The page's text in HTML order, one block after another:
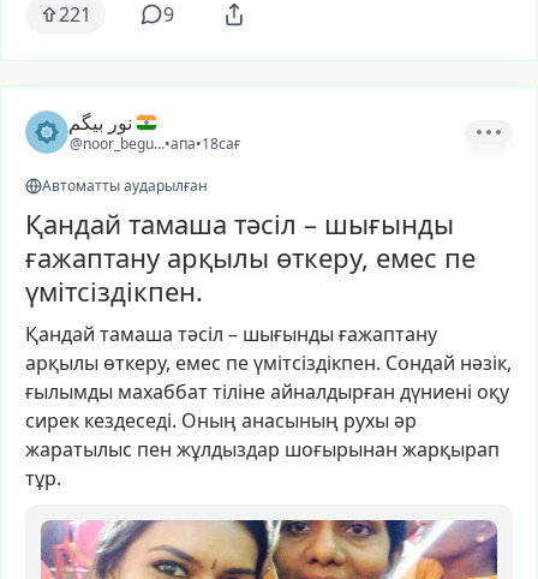
221 9
نور بیگم
@noor_begum2
•апа•18сағ
Автоматты аударылған
Қандай тамаша тәсіл – шығынды
ғажаптану арқылы өткеру, емес пе
үмітсіздікпен.
Қандай тамаша тәсіл – шығынды ғажаптану
арқылы өткеру, емес пеүмітсіздікпен. Сондай нәзік,
ғылымды махаббаттілінеайналдырған дүниені оқу
сирек кездеседі. Оның анасының рухы әр
жаратылыс пен жұлдыздар шоғырынан жарқырап
тұр.